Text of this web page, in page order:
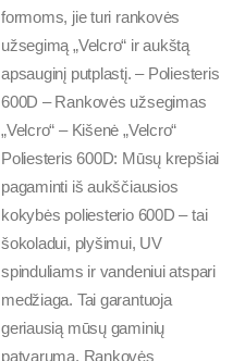
formoms, jie turi rankovės
užsegimą „Velcro“ ir aukštą
apsauginį putplastį. – Poliesteris
600D – Rankovės užsegimas
„Velcro“ – Kišenė „Velcro“
Poliesteris 600D: Mūsų krepšiai
pagaminti iš aukščiausios
kokybės poliesterio 600D – tai
šokoladui, plyšimui, UV
spinduliams ir vandeniui atspari
medžiaga. Tai garantuoja
geriausią mūsų gaminių
patvarumą. Rankovės